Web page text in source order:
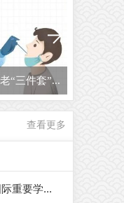
查看更多